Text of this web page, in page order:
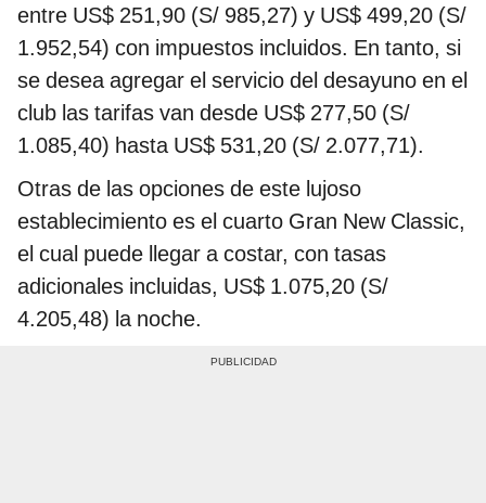
entre US$ 251,90 (S/ 985,27) y US$ 499,20 (S/
1.952,54) con impuestos incluidos. En tanto, si
se desea agregar el servicio del desayuno en el
club las tarifas van desde US$ 277,50 (S/
1.085,40) hasta US$ 531,20 (S/ 2.077,71).
Otras de las opciones de este lujoso
establecimiento es el cuarto Gran New Classic,
el cual puede llegar a costar, con tasas
adicionales incluidas, US$ 1.075,20 (S/
4.205,48) la noche.